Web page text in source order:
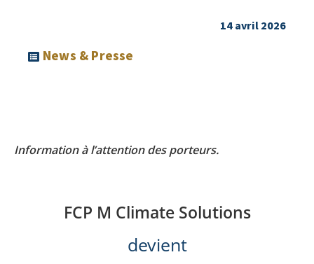
14 avril 2026
News & Presse
Information à l’attention des porteurs.
FCP M Climate Solutions
devient